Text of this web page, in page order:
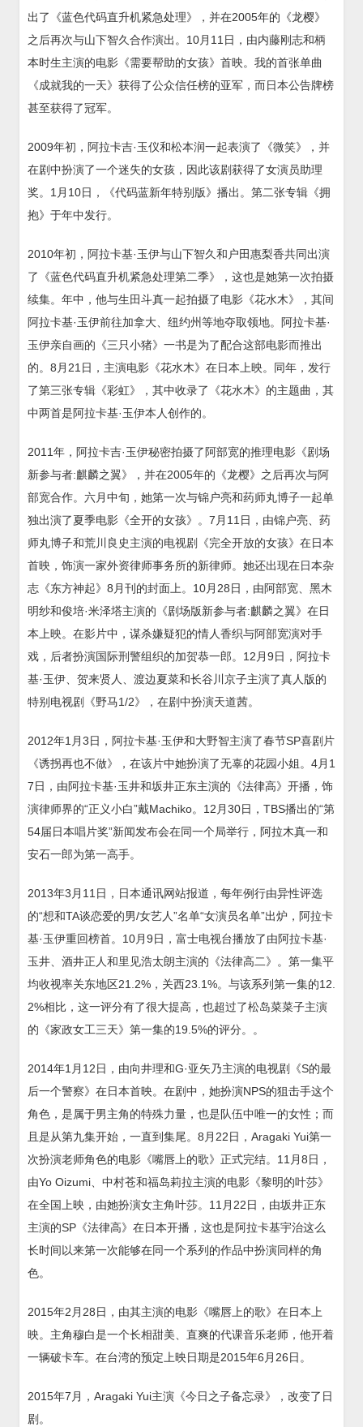
出了《蓝色代码直升机紧急处理》，并在2005年的《龙樱》
之后再次与山下智久合作演出。10月11日，由内藤刚志和柄
本时生主演的电影《需要帮助的女孩》首映。我的首张单曲
《成就我的一天》获得了公众信任榜的亚军，而日本公告牌榜
甚至获得了冠军。
2009年初，阿拉卡吉·玉仪和松本润一起表演了《微笑》，并
在剧中扮演了一个迷失的女孩，因此该剧获得了女演员助理
奖。1月10日，《代码蓝新年特别版》播出。第二张专辑《拥
抱》于年中发行。
2010年初，阿拉卡基·玉伊与山下智久和户田惠梨香共同出演
了《蓝色代码直升机紧急处理第二季》，这也是她第一次拍摄
续集。年中，他与生田斗真一起拍摄了电影《花水木》，其间
阿拉卡基·玉伊前往加拿大、纽约州等地夺取领地。阿拉卡基·
玉伊亲自画的《三只小猪》一书是为了配合这部电影而推出
的。8月21日，主演电影《花水木》在日本上映。同年，发行
了第三张专辑《彩虹》，其中收录了《花水木》的主题曲，其
中两首是阿拉卡基·玉伊本人创作的。
2011年，阿拉卡吉·玉伊秘密拍摄了阿部宽的推理电影《剧场
新参与者:麒麟之翼》，并在2005年的《龙樱》之后再次与阿
部宽合作。六月中旬，她第一次与锦户亮和药师丸博子一起单
独出演了夏季电影《全开的女孩》。7月11日，由锦户亮、药
师丸博子和荒川良史主演的电视剧《完全开放的女孩》在日本
首映，饰演一家外资律师事务所的新律师。她还出现在日本杂
志《东方神起》8月刊的封面上。10月28日，由阿部宽、黑木
明纱和俊培·米泽塔主演的《剧场版新参与者:麒麟之翼》在日
本上映。在影片中，谋杀嫌疑犯的情人香织与阿部宽演对手
戏，后者扮演国际刑警组织的加贺恭一郎。12月9日，阿拉卡
基·玉伊、贺来贤人、渡边夏菜和长谷川京子主演了真人版的
特别电视剧《野马1/2》，在剧中扮演天道茜。
2012年1月3日，阿拉卡基·玉伊和大野智主演了春节SP喜剧片
《诱拐再也不做》，在该片中她扮演了无辜的花园小姐。4月1
7日，由阿拉卡基·玉井和坂井正东主演的《法律高》开播，饰
演律师界的“正义小白”戴Machiko。12月30日，TBS播出的“第
54届日本唱片奖”新闻发布会在同一个局举行，阿拉木真一和
安石一郎为第一高手。
2013年3月11日，日本通讯网站报道，每年例行由异性评选
的“想和TA谈恋爱的男/女艺人”名单“女演员名单”出炉，阿拉卡
基·玉伊重回榜首。10月9日，富士电视台播放了由阿拉卡基·
玉井、酒井正人和里见浩太朗主演的《法律高二》。第一集平
均收视率关东地区21.2%，关西23.1%。与该系列第一集的12.
2%相比，这一评分有了很大提高，也超过了松岛菜菜子主演
的《家政女工三天》第一集的19.5%的评分。。
2014年1月12日，由向井理和G·亚矢乃主演的电视剧《S的最
后一个警察》在日本首映。在剧中，她扮演NPS的狙击手这个
角色，是属于男主角的特殊力量，也是队伍中唯一的女性；而
且是从第九集开始，一直到集尾。8月22日，Aragaki Yui第一
次扮演老师角色的电影《嘴唇上的歌》正式完结。11月8日，
由Yo Oizumi、中村苍和福岛莉拉主演的电影《黎明的叶莎》
在全国上映，由她扮演女主角叶莎。11月22日，由坂井正东
主演的SP《法律高》在日本开播，这也是阿拉卡基宇治这么
长时间以来第一次能够在同一个系列的作品中扮演同样的角
色。
2015年2月28日，由其主演的电影《嘴唇上的歌》在日本上
映。主角穆白是一个长相甜美、直爽的代课音乐老师，他开着
一辆破卡车。在台湾的预定上映日期是2015年6月26日。
2015年7月，Aragaki Yui主演《今日之子备忘录》，改变了日
剧。